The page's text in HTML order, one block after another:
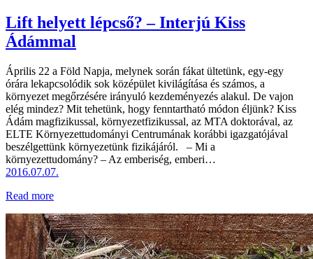
Lift helyett lépcső? – Interjú Kiss
Ádámmal
Április 22 a Föld Napja, melynek során fákat ültetünk, egy-egy
órára lekapcsolódik sok középület kivilágítása és számos, a
környezet megőrzésére irányuló kezdeményezés alakul. De vajon
elég mindez? Mit tehetünk, hogy fenntartható módon éljünk? Kiss
Ádám magfizikussal, környezetfizikussal, az MTA doktorával, az
ELTE Környezettudományi Centrumának korábbi igazgatójával
beszélgettünk környezetünk fizikájáról. – Mi a
környezettudomány? – Az emberiség, emberi…
2016.07.07.
Read more